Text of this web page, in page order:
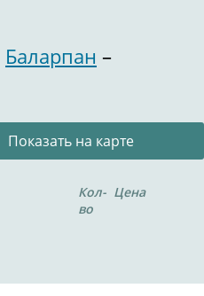
Баларпан –
Показать на карте
Кол-
во
Цена